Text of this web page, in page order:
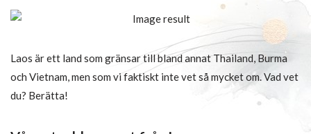
Laos är ett land som gränsar till bland annat Thailand, Burma
och Vietnam, men som vi faktiskt inte vet så mycket om. Vad vet
du? Berätta!